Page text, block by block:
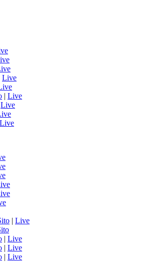
Live
| Live
Live
Live
| Live
| Live
| Live
| Live